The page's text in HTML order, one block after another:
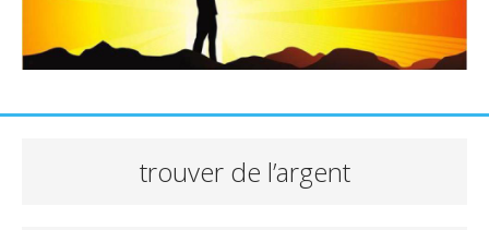
trouver de l’argent